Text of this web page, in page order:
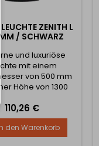
ZENITH L
/ SCHWARZ
und luxuriöse
mit einem
von 500 mm
Höhe von 1300
der einzelnen
beträgt 344 mm.
der Leuchte
W. Sie kann auch
mit anderen
Preis
110,26 €
den Warenkorb